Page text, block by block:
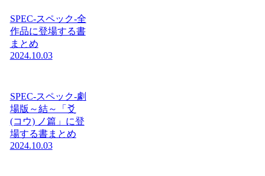
SPEC-スペック-全
作品に登場する書
まとめ
2024.10.03
SPEC-スペック-劇
場版～結～「爻
(コウ) ノ篇」に登
場する書まとめ
2024.10.03